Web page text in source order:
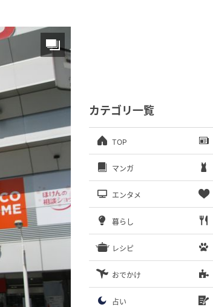
カテゴリ一覧
TOP
マンガ
エンタメ
暮らし
レシピ
おでかけ
占い